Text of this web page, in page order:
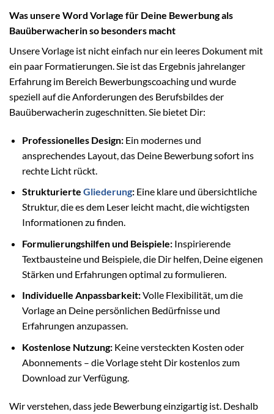
Was unsere Word Vorlage für Deine Bewerbung als
Bauüberwacherin so besonders macht
Unsere Vorlage ist nicht einfach nur ein leeres Dokument mit
ein paar Formatierungen. Sie ist das Ergebnis jahrelanger
Erfahrung im Bereich Bewerbungscoaching und wurde
speziell auf die Anforderungen des Berufsbildes der
Bauüberwacherin zugeschnitten. Sie bietet Dir:
Professionelles Design:Ein modernes und
ansprechendes Layout, das Deine Bewerbung sofort ins
rechte Licht rückt.
Strukturierte Gliederung:Eine klare und übersichtliche
Struktur, die es dem Leser leicht macht, die wichtigsten
Informationen zu finden.
Formulierungshilfen und Beispiele:Inspirierende
Textbausteine und Beispiele, die Dir helfen, Deine eigenen
Stärken und Erfahrungen optimal zu formulieren.
Individuelle Anpassbarkeit:Volle Flexibilität, um die
Vorlage an Deine persönlichen Bedürfnisse und
Erfahrungen anzupassen.
Kostenlose Nutzung:Keine versteckten Kosten oder
Abonnements – die Vorlage steht Dir kostenlos zum
Download zur Verfügung.
Wir verstehen, dass jede Bewerbung einzigartig ist. Deshalb